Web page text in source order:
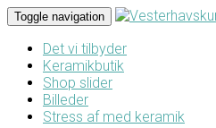
Toggle navigation
Det vi tilbyder
Keramikbutik
Shop slider
Billeder
Stress af med keramik